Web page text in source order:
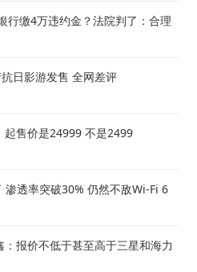
行缴4万违约金？法院判了：合理
日影游发售 全网差评
起售价是24999 不是2499
透率突破30% 仍然不敌Wi-Fi 6
报价不低于甚至高于三星和海力